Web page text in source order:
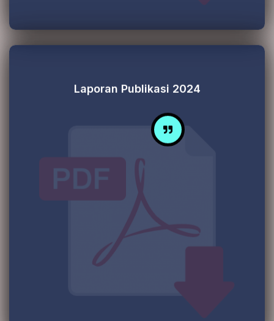
Laporan Publikasi 2024